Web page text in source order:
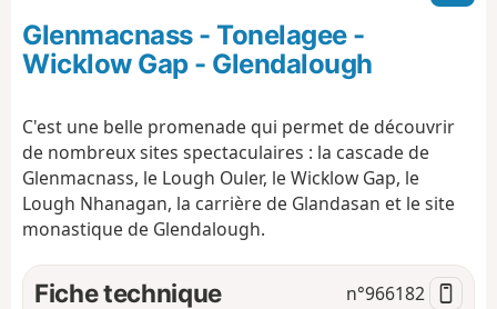
l
i
n
Glenmacnass - Tonelagee -
Wicklow Gap - Glendalough
C'est une belle promenade qui permet de découvrir
de nombreux sites spectaculaires : la cascade de
Glenmacnass, le Lough Ouler, le Wicklow Gap, le
Lough Nhanagan, la carrière de Glandasan et le site
monastique de Glendalough.
Fiche technique n°966182